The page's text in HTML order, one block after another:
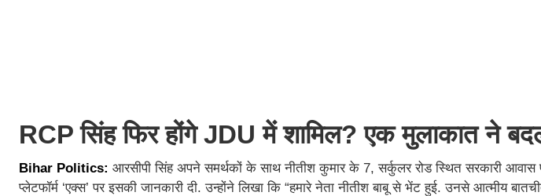
RCP सिंह फिर होंगे JDU में शामिल? एक मुलाकात ने बदल
Bihar Politics: आरसीपी सिंह अपने समर्थकों के साथ नीतीश कुमार के 7, सर्कुलर रोड स्थित सरकारी आवास
प्लेटफॉर्म ‘एक्स’ पर इसकी जानकारी दी. उन्होंने लिखा कि “हमारे नेता नीतीश बाबू से भेंट हुई. उनसे आत्मीय